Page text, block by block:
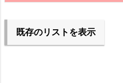
既存のリストを表示